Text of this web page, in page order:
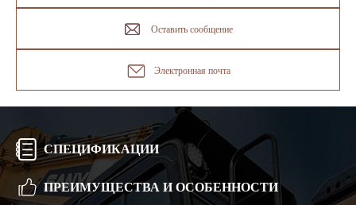
Оставить сообщение
Электронная почта
СПЕЦИФИКАЦИИ
ПРЕИМУЩЕСТВА И ОСОБЕННОСТИ